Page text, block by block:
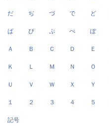
だ ぢ づ で ど
ぱ ぴ ぷ ぺ ぽ
Ａ Ｂ Ｃ Ｄ Ｅ
Ｋ Ｌ Ｍ Ｎ Ｏ
Ｕ Ｖ Ｗ Ｘ Ｙ
１ ２ ３ ４ ５
記号